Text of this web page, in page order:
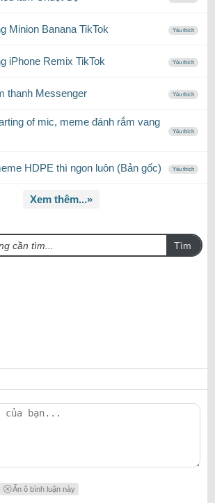
Minion Banana TikTok Yêu thích
iPhone Remix TikTok Yêu thích
thanh Messenger Yêu thích
of mic, meme đánh rắm vang
Yêu thích
HDPE thì ngon luôn (Bản gốc) Yêu thích
Xem thêm...»
Tìm
Ẩn ô bình luận này